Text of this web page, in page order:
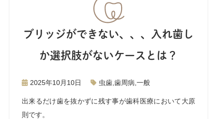
ブリッジができない、、、入れ歯し
か選択肢がないケースとは？
2025年10月10日 虫歯 歯周病 一般
出来るだけ歯を抜かずに残す事が歯科医療において大原
則です。